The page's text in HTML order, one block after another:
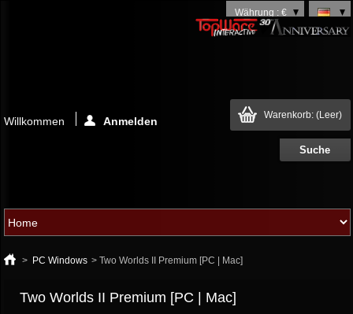
Währung : €
Warenkorb: (Leer)
Willkommen Anmelden
> PC Windows > Two Worlds II Premium [PC | Mac]
Two Worlds II Premium [PC | Mac]